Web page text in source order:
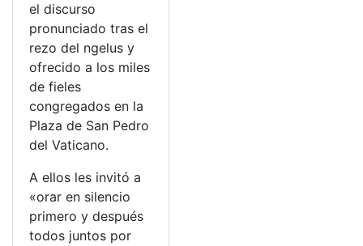
el discurso
pronunciado tras el
rezo del ngelus y
ofrecido a los miles
de fieles
congregados en la
Plaza de San Pedro
del Vaticano.
A ellos les invitó a
«orar en silencio
primero y después
todos juntos por